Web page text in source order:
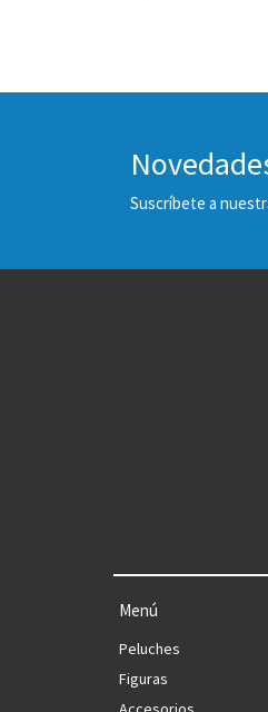
Suscríbete a
Menú
Peluches
Figuras